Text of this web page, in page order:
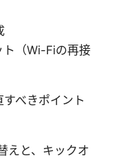
ト（Wi-Fiの再接
べきポイント
えと、キックオ